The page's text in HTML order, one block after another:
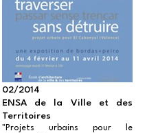
02/2014
ENSA de la Ville et des
Territoires
"Projets urbains pour le